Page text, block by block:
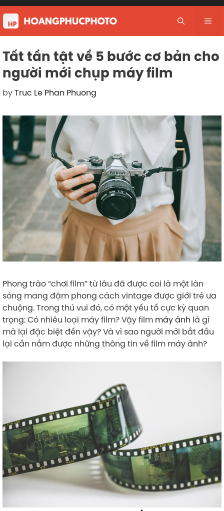
Skip
to
content
Tất tần tật về 5 bước cơ bản cho
người mới chụp máy film
byTruc Le Phan Phuong
Phong trào “chơi film” từ lâu đã được coi là một làn
sóng mang đậm phong cách vintage được giới trẻ ưa
chuộng. Trong thú vui đó, có một yếu tố cực kỳ quan
trọng: Có nhiêu loại máy film? Vậy film máy ảnh là gì
mà lại đặc biệt đến vậy? Và vì sao người mới bắt đầu
lại cần nắm được những thông tin về film máy ảnh?